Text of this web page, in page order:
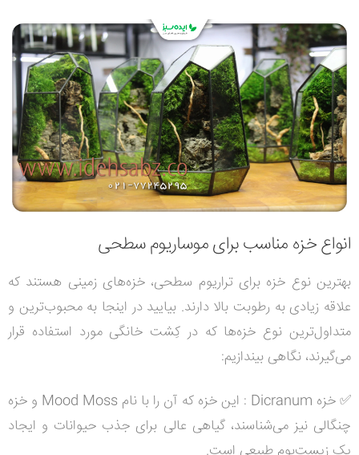
انواع خزه مناسب برای موساریوم سطحی
بهترین نوع خزه برای تراریوم سطحی، خزه‌های زمینی هستند که
علاقه زیادی به رطوبت بالا دارند. بیایید در اینجا به محبوب‌ترین و
متداول‌ترین نوع خزه‌ها که در کِشت خانگی مورد استفاده قرار
می‌گیرند، نگاهی بیندازیم:
✅خزه Dicranum
: این خزه که آن را با نام Mood Moss و خزه
چنگالی نیز می‌شناسند، گیاهی عالی برای جذب حیوانات و ایجاد